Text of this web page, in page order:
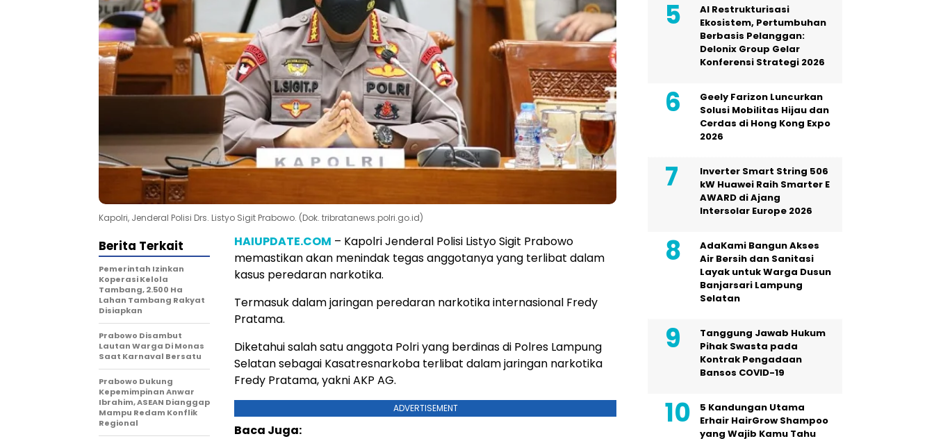
Kapolri, Jenderal Polisi Drs. Listyo Sigit Prabowo. (Dok. tribratanews.polri.go.id)
HAIUPDATE.COM – Kapolri Jenderal Polisi Listyo Sigit Prabowo
memastikan akan menindak tegas anggotanya yang terlibat dalam
kasus peredaran narkotika.
Termasuk dalam jaringan peredaran narkotika internasional Fredy
Pratama.
Diketahui salah satu anggota Polri yang berdinas di Polres Lampung
Selatan sebagai Kasatresnarkoba terlibat dalam jaringan narkotika
Fredy Pratama, yakni AKP AG.
ADVERTISEMENT
Baca Juga:
Berita Terkait
Pemerintah Izinkan
Koperasi Kelola
Tambang, 2.500 Ha
Lahan Tambang Rakyat
Disiapkan
Prabowo Disambut
Lautan Warga Di Monas
Saat Karnaval Bersatu
Prabowo Dukung
Kepemimpinan Anwar
Ibrahim, ASEAN Dianggap
Mampu Redam Konflik
Regional
AI Restrukturisasi
Ekosistem, Pertumbuhan
Berbasis Pelanggan:
Delonix Group Gelar
Konferensi Strategi 2026
Geely Farizon Luncurkan
Solusi Mobilitas Hijau dan
Cerdas di Hong Kong Expo
2026
Inverter Smart String 506
kW Huawei Raih Smarter E
AWARD di Ajang
Intersolar Europe 2026
AdaKami Bangun Akses
Air Bersih dan Sanitasi
Layak untuk Warga Dusun
Banjarsari Lampung
Selatan
Tanggung Jawab Hukum
Pihak Swasta pada
Kontrak Pengadaan
Bansos COVID-19
5 Kandungan Utama
Erhair HairGrow Shampoo
yang Wajib Kamu Tahu